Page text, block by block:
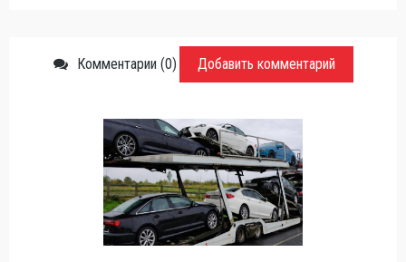
Комментарии (0) Добавить комментарий